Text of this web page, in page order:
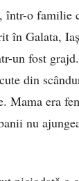
într-o familie
în Galata,
un fost
din
Mama era
nu